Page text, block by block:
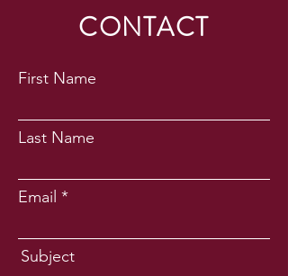
CONTACT
First Name
Last Name
Email
Subject